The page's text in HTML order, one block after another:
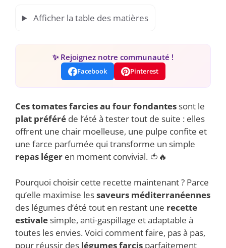
Afficher la table des matières
✨ Rejoignez notre communauté !
Facebook Pinterest
Ces tomates farcies au four fondantes sont le
plat préféré de l’été à tester tout de suite : elles
offrent une chair moelleuse, une pulpe confite et
une farce parfumée qui transforme un simple
repas léger en moment convivial. 🍅🔥
Pourquoi choisir cette recette maintenant ? Parce
qu’elle maximise lessaveurs méditerranéennes
des légumes d’été tout en restant une recette
estivale simple, anti-gaspillage et adaptable à
toutes les envies. Voici comment faire, pas à pas,
pour réussir des légumes farcis parfaitement